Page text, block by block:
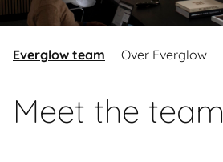
Everglow team Over Everglow
Meet the team